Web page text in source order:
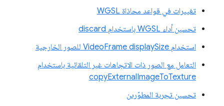
تغييرات في قواعد محاذاة WGSL
تحسين أداء WGSL باستخدام discard
استخدام VideoFrame displaySize للصور الخارجية
التعامل مع الصور ذات الاتجاهات غير التلقائية باستخدام
copyExternalImageToTexture
تحسين تجربة المطوّرين